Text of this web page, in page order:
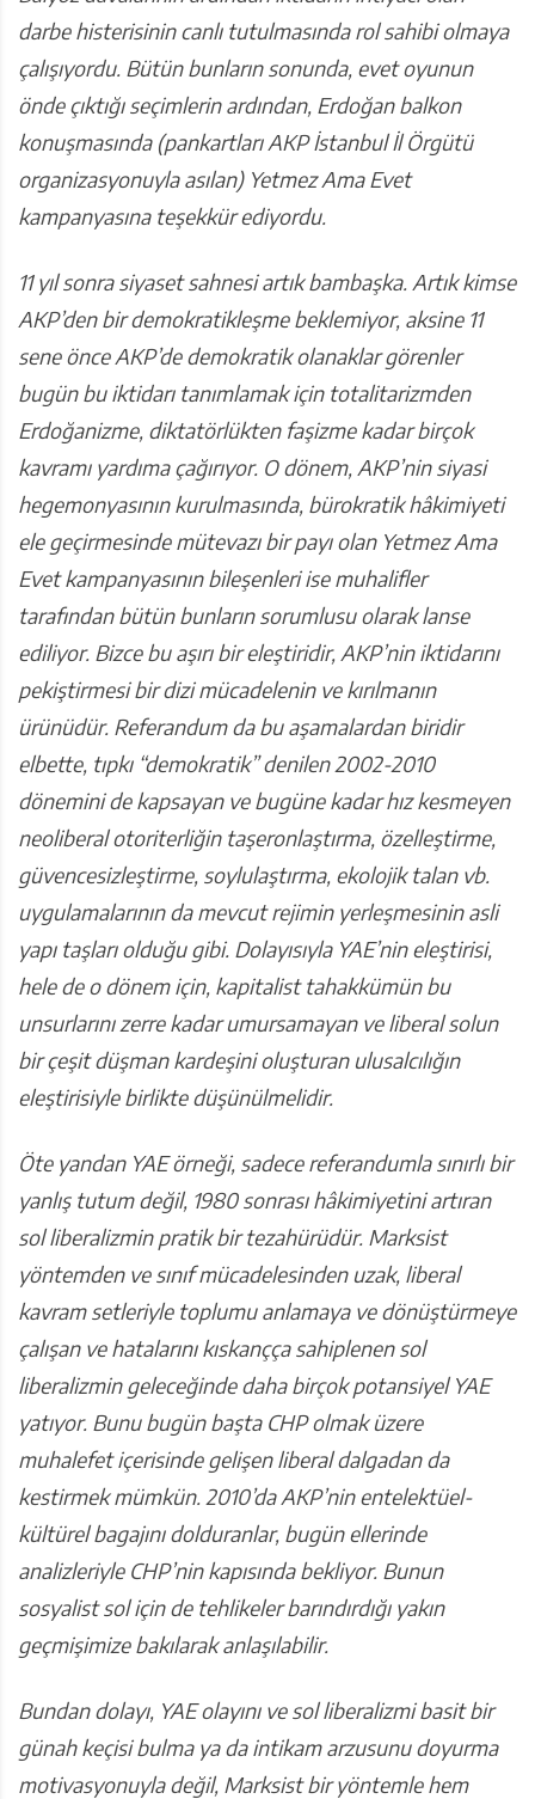
darbe histerisinin canlı tutulmasında rol sahibi olmaya
çalışıyordu. Bütün bunların sonunda, evet oyunun
önde çıktığı seçimlerin ardından, Erdoğan balkon
konuşmasında (pankartları AKP İstanbul İl Örgütü
organizasyonuyla asılan) Yetmez Ama Evet
kampanyasına teşekkür ediyordu.
11 yıl sonra siyaset sahnesi artık bambaşka. Artık kimse
AKP’den bir demokratikleşme beklemiyor, aksine 11
sene önce AKP’de demokratik olanaklar görenler
bugün bu iktidarı tanımlamak için totalitarizmden
Erdoğanizme, diktatörlükten faşizme kadar birçok
kavramı yardıma çağırıyor. O dönem, AKP’nin siyasi
hegemonyasının kurulmasında, bürokratik hâkimiyeti
ele geçirmesinde mütevazı bir payı olan Yetmez Ama
Evet kampanyasının bileşenleri ise muhalifler
tarafından bütün bunların sorumlusu olarak lanse
ediliyor. Bizce bu aşırı bir eleştiridir, AKP’nin iktidarını
pekiştirmesi bir dizi mücadelenin ve kırılmanın
ürünüdür. Referandum da bu aşamalardan biridir
elbette, tıpkı “demokratik” denilen 2002-2010
dönemini de kapsayan ve bugüne kadar hız kesmeyen
neoliberal otoriterliğin taşeronlaştırma, özelleştirme,
güvencesizleştirme, soylulaştırma, ekolojik talan vb.
uygulamalarının da mevcut rejimin yerleşmesinin asli
yapı taşları olduğu gibi. Dolayısıyla YAE’nin eleştirisi,
hele de o dönem için, kapitalist tahakkümün bu
unsurlarını zerre kadar umursamayan ve liberal solun
bir çeşit düşman kardeşini oluşturan ulusalcılığın
eleştirisiyle birlikte düşünülmelidir.
Öte yandan YAE örneği, sadece referandumla sınırlı bir
yanlış tutum değil, 1980 sonrası hâkimiyetini artıran
sol liberalizmin pratik bir tezahürüdür. Marksist
yöntemden ve sınıf mücadelesinden uzak, liberal
kavram setleriyle toplumu anlamaya ve dönüştürmeye
çalışan ve hatalarını kıskançça sahiplenen sol
liberalizmin geleceğinde daha birçok potansiyel YAE
yatıyor. Bunu bugün başta CHP olmak üzere
muhalefet içerisinde gelişen liberal dalgadan da
kestirmek mümkün. 2010’da AKP’nin entelektüel-
kültürel bagajını dolduranlar, bugün ellerinde
analizleriyle CHP’nin kapısında bekliyor. Bunun
sosyalist sol için de tehlikeler barındırdığı yakın
geçmişimize bakılarak anlaşılabilir.
Bundan dolayı, YAE olayını ve sol liberalizmi basit bir
günah keçisi bulma ya da intikam arzusunu doyurma
motivasyonuyla değil, Marksist bir yöntemle hem